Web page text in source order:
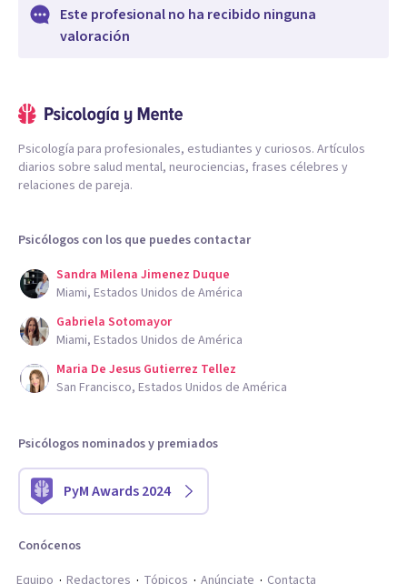
Este profesional no ha recibido ninguna
valoración
Psicología para profesionales, estudiantes y curiosos. Artículos
diarios sobre salud mental, neurociencias, frases célebres y
relaciones de pareja.
Psicólogos con los que puedes contactar
Sandra Milena Jimenez Duque
Miami, Estados Unidos de América
Gabriela Sotomayor
Miami, Estados Unidos de América
Maria De Jesus Gutierrez Tellez
San Francisco, Estados Unidos de América
Psicólogos nominados y premiados
PyM Awards 2024
Conócenos
Equipo
Redactores Tópicos Anúnciate Contacta